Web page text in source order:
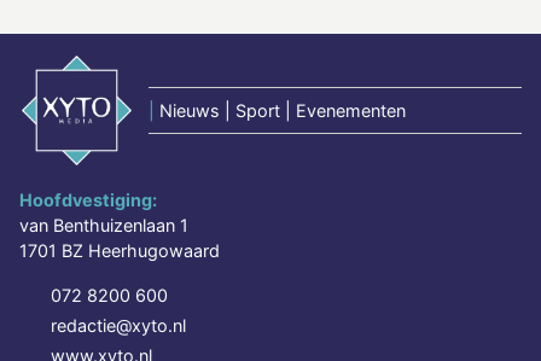
Nieuws | Sport | Evenementen
Hoofdvestiging:
van Benthuizenlaan 1
1701 BZ Heerhugowaard
072 8200 600
redactie@xyto.nl
www.xyto.nl